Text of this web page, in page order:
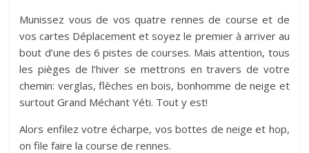
Munissez vous de vos quatre rennes de course et de
vos cartes Déplacement et soyez le premier à arriver au
bout d’une des 6 pistes de courses. Mais attention, tous
les pièges de l’hiver se mettrons en travers de votre
chemin: verglas, flèches en bois, bonhomme de neige et
surtout Grand Méchant Yéti. Tout y est!
Alors enfilez votre écharpe, vos bottes de neige et hop,
on file faire la course de rennes.